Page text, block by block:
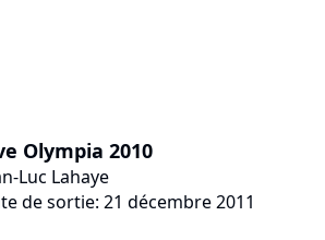
Olympia 2010
Luc Lahaye
de sortie: 21 décembre 2011